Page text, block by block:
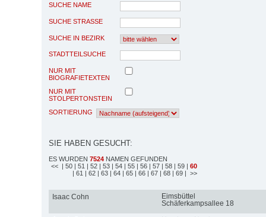
SUCHE NAME
SUCHE STRASSE
SUCHE IN BEZIRK
STADTTEILSUCHE
NUR MIT
BIOGRAFIETEXTEN
NUR MIT
STOLPERTONSTEIN
SORTIERUNG
SIE HABEN GESUCHT:
ES WURDEN 7524 NAMEN GEFUNDEN
<< | 50 | 51 | 52 | 53 | 54 | 55 | 56 | 57 | 58 | 59 | 60
| 61 | 62 | 63 | 64 | 65 | 66 | 67 | 68 | 69 | >>
Isaac Cohn
Eimsbüttel
Schäferkampsallee 18